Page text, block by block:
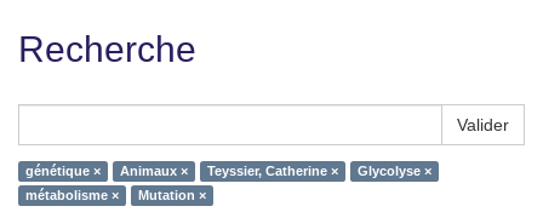
Recherche
Valider
génétique × Animaux × Teyssier, Catherine ×
Glycolyse ×
métabolisme ×
Mutation ×